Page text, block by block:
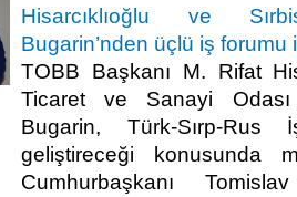
Hisarcıklıoğlu ve
Bugarin’nden üçlü iş forumu
TOBB Başkanı M. Rifat
Ticaret ve Sanayi
Bugarin, Türk-Sırp-Rus
geliştireceği konusunda
Cumhurbaşkanı